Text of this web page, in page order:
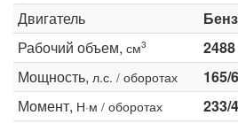
Двигатель
Рабочий объем, см3
2488
Мощность, л.с. / оборотах
165/
Момент, Н·м / оборотах
233/